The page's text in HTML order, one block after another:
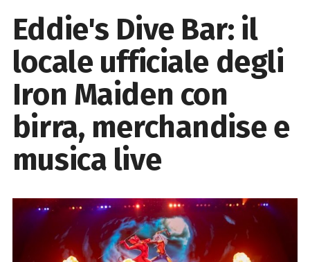
Eddie's Dive Bar: il
locale ufficiale degli
Iron Maiden con
birra, merchandise e
musica live